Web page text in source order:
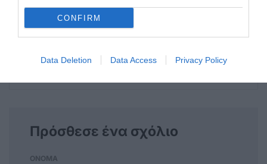
CONFIRM
Data Deletion Data Access Privacy Policy
12/05 - 00:42
Θερμά συλλυπητήρια στην αγαπητή
Πρόσθεσε ένα σχόλιο
ΟΝΟΜΑ